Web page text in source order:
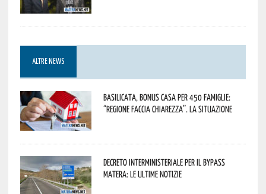
ALTRE NEWS
Basilicata, Bonus casa per 450 famiglie:
“Regione faccia chiarezza”. La situazione
Decreto interministeriale per il Bypass
Matera: le ultime notizie